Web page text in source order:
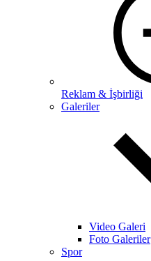
Reklam & İşbirliği
Galeriler
Video Galeri
Foto Galeriler
Spor